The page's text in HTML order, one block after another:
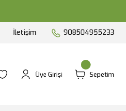
İletişim 908504955233
Üye Girişi Sepetim